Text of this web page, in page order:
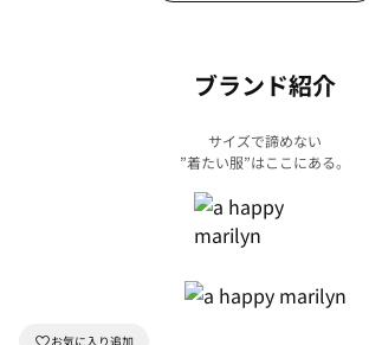
ブランド紹介
サイズで諦めない
”着たい服”はここにある。